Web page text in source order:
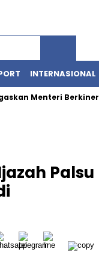
INTERNASIONAL
Berkinerja Baik
Palsu